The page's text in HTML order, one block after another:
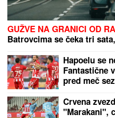
KRVAVI EVRIDok su Milica
"puntu" radila JEDNU stvar!
Glumicu